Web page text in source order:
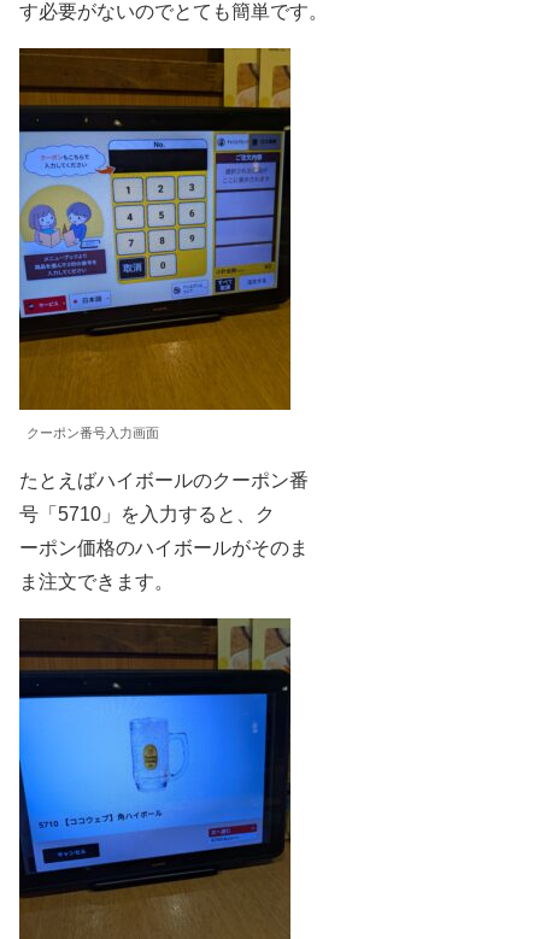
す必要がないのでとても簡単です。
クーポン番号入力画面
たとえばハイボールのクーポン番
号「5710」を入力すると、ク
ーポン価格のハイボールがそのま
ま注文できます。